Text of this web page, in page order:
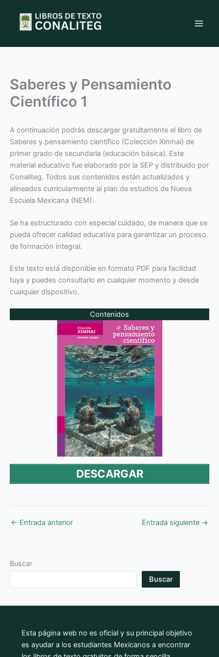
contenido
Saberes y Pensamiento
Científico 1
A continuación podrás descargar gratuitamente el libro de
Saberes y pensamiento científico (Colección Ximhai) de
primer grado de secundaria (educación básica). Este
material educativo fue elaborado por la SEP y distribuido por
Conaliteg. Todos sus contenidos están actualizados y
alineados curricularmente al plan de estudios de Nueva
Escuela Mexicana (NEM).
Se ha estructurado con especial cuidado, de manera que se
pueda ofrecer calidad educativa para garantizar un proceso
de formación integral.
Este texto está disponible en formato PDF para facilidad
tuya y puedes consultarlo en cualquier momento y desde
cualquier dispositivo.
Contenidos
DESCARGAR
← Entrada anterior Entrada siguiente →
Buscar
Buscar
Esta página web no es oficial y su principal objetivo
es ayudar a los estudiantes Mexicanos a encontrar